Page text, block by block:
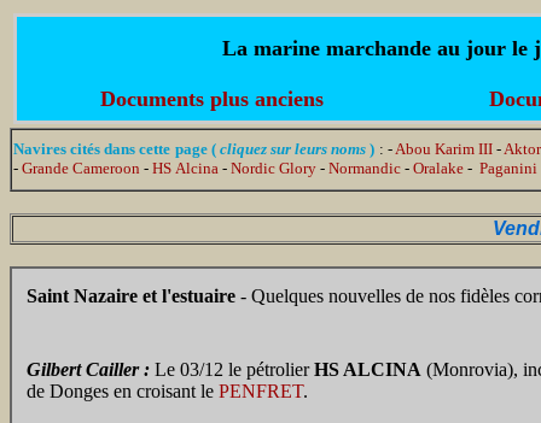
La marine marchande au jour le
Documents plus anciens
Navires cités dans cette page (cliquez sur leurs noms) : -Abou Karim III -
- Grande Cameroon - HS Alcina - Nordic Glory - Normandic - Oralake - Paganini
Saint Nazaire et l'estuaire - Quelques nouvelles de nos fidèles
Gilbert Cailler : Le 03/12 le pétrolierHS ALCINA (Monrovia),
de Donges en croisant le PENFRET.